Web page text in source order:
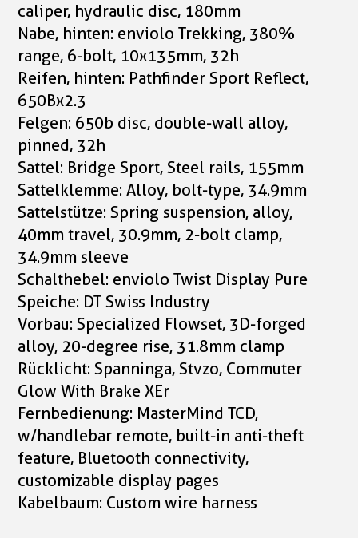
caliper, hydraulic disc, 180mm
Nabe, hinten: enviolo Trekking, 380%
range, 6-bolt, 10x135mm, 32h
Reifen, hinten: Pathfinder Sport Reflect,
650Bx2.3
Felgen: 650b disc, double-wall alloy,
pinned, 32h
Sattel: Bridge Sport, Steel rails, 155mm
Sattelklemme: Alloy, bolt-type, 34.9mm
Sattelstütze: Spring suspension, alloy,
40mm travel, 30.9mm, 2-bolt clamp,
34.9mm sleeve
Schalthebel: enviolo Twist Display Pure
Speiche: DT Swiss Industry
Vorbau: Specialized Flowset, 3D-forged
alloy, 20-degree rise, 31.8mm clamp
Rücklicht: Spanninga, Stvzo, Commuter
Glow With Brake XEr
Fernbedienung: MasterMind TCD,
w/handlebar remote, built-in anti-theft
feature, Bluetooth connectivity,
customizable display pages
Kabelbaum: Custom wire harness